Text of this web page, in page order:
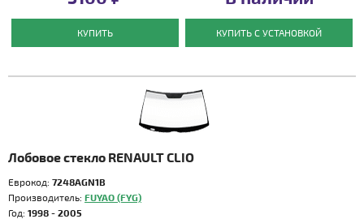
КУПИТЬ КУПИТЬ С УСТАНОВКОЙ
Лобовое стекло RENAULT CLIO
Еврокод: 7248AGN1B
Производитель: FUYAO (FYG)
Год: 1998 - 2005